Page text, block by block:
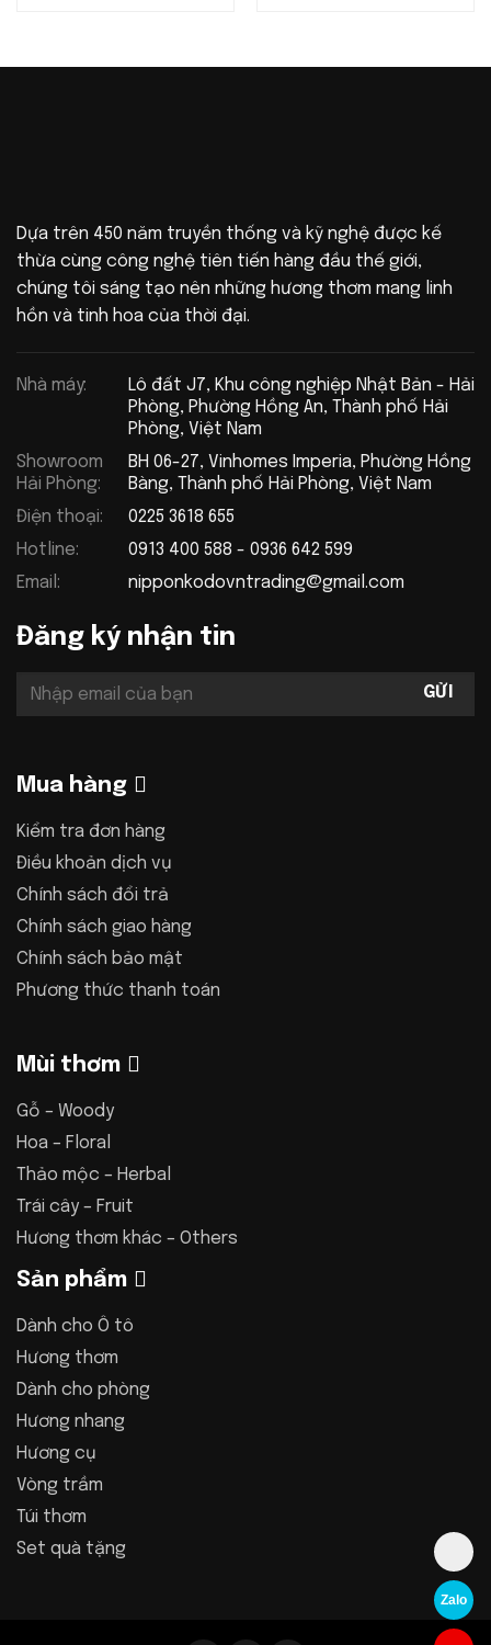
Dựa trên 450 năm truyền thống và kỹ nghệ được kế
thừa cùng công nghệ tiên tiến hàng đầu thế giới,
chúng tôi sáng tạo nên những hương thơm mang linh
hồn và tinh hoa của thời đại.
Nhà máy:
Lô đất J7, Khu công nghiệp Nhật Bản - Hải
Phòng, Phường Hồng An, Thành phố Hải
Phòng, Việt Nam
Showroom
Hải Phòng:
BH 06-27, Vinhomes Imperia, Phường Hồng
Bàng, Thành phố Hải Phòng, Việt Nam
Điện thoại:
0225 3618 655
Hotline:
0913 400 588 - 0936 642 599
Email:
nipponkodovntrading@gmail.com
Đăng ký nhận tin
Mua hàng
Kiểm tra đơn hàng
Điều khoản dịch vụ
Chính sách đổi trả
Chính sách giao hàng
Chính sách bảo mật
Phương thức thanh toán
Mùi thơm
Gỗ – Woody
Hoa – Floral
Thảo mộc – Herbal
Trái cây – Fruit
Hương thơm khác – Others
Sản phẩm
Dành cho Ô tô
Hương thơm
Dành cho phòng
Hương nhang
Hương cụ
Vòng trầm
Túi thơm
Set quà tặng
Zalo